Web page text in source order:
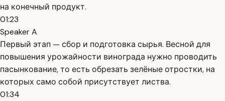
на конечный продукт.
01:23
Speaker A
Первый этап — сбор и подготовка сырья. Весной для
повышения урожайности винограда нужно проводить
пасынкование, то есть обрезать зелёные отростки, на
которых само собой присутствует листва.
01:34